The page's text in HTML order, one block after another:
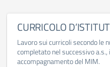
CURRICOLO
Lavoro sui curricoli secondo le
completato nel successivo
accompagnamento del MIM.